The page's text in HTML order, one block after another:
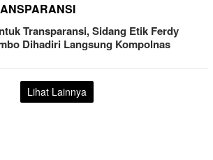
Transparansi, Sidang Etik Ferdy
Dihadiri Langsung Kompolnas
Lihat Lainnya